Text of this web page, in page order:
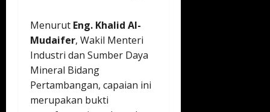
Menurut Eng. Khalid Al-
Mudaifer, Wakil Menteri
Industri dan Sumber Daya
Mineral Bidang
Pertambangan, capaian ini
merupakan bukti